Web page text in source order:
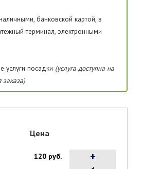
банковской картой, в
терминал, электронными
услуги посадки (услуга доступна на
Цена
1 шт. 120 руб. +